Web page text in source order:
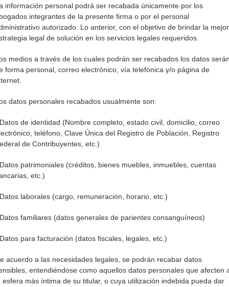
información personal podrá ser recabada únicamente por los
integrantes de la presente firma o por el personal
autorizado. Lo anterior, con el objetivo de brindar la mejor
legal de solución en los servicios legales requeridos.
medios a través de los cuales podrán ser recabados los datos
forma personal, correo electrónico, vía telefónica y/o página de
datos personales recabados usualmente son:
de identidad (Nombre completo, estado civil, domicilio, correo
teléfono, Clave Única del Registro de Población, Registro
de Contribuyentes, etc.)
patrimoniales (créditos, bienes muebles, inmuebles, cuentas
etc.)
laborales (cargo, remuneración, horario, etc.)
familiares (datos generales de parientes consanguíneos)
para facturación (datos fiscales, legales, etc.)
acuerdo a las necesidades legales, se podrán recabar datos
entendiéndose como aquellos datos personales que afecten
esfera más íntima de su titular, o cuya utilización indebida pueda dar